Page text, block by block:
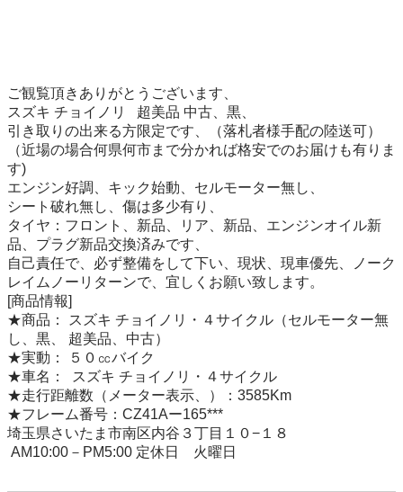
ご観覧頂きありがとうございます、
スズキ チョイノリ   超美品 中古、黒、
引き取りの出来る方限定です、（落札者様手配の陸送可）
（近場の場合何県何市まで分かれば格安でのお届けも有りま
す)
エンジン好調、キック始動、セルモーター無し、
シート破れ無し、傷は多少有り、
タイヤ：フロント、新品、リア、新品、エンジンオイル新
品、プラグ新品交換済みです、
自己責任で、必ず整備をして下い、現状、現車優先、ノーク
レイムノーリターンで、宜しくお願い致します。
[商品情報]
★商品： スズキ チョイノリ・４サイクル（セルモーター無
し、黒、 超美品、中古）
★実動： ５０㏄バイク
★車名：  スズキ チョイノリ・４サイクル
★走行距離数（メーター表示、）：3585Km
★フレーム番号：CZ41Aー165***
埼玉県さいたま市南区内谷３丁目１０−１８
AM10:00－PM5:00 定休日　火曜日